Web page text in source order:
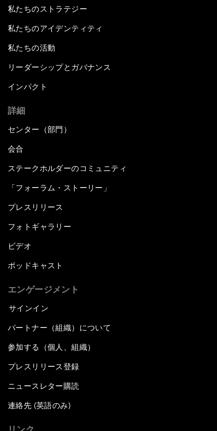
私たちのストラテジー
私たちのアイデンティティ
私たちの活動
リーダーシップとガバナンス
インパクト
詳細
センター（部門）
会合
ステークホルダーのコミュニティ
「フォーラム・ストーリー」
プレスリリース
フォトギャラリー
ビデオ
ポッドキャスト
エンゲージメント
サインイン
パートナー（組織）について
参加する（個人、組織）
プレスリリース登録
ニュースレター購読
連絡先 (英語のみ)